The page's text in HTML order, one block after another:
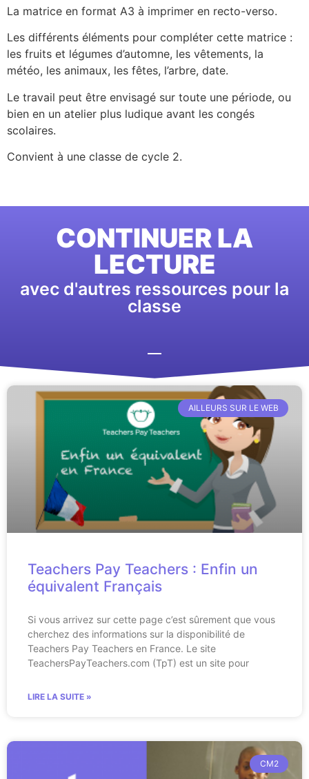
La matrice en format A3 à imprimer en recto-verso.
Les différents éléments pour compléter cette matrice :
les fruits et légumes d’automne, les vêtements, la
météo, les animaux, les fêtes, l’arbre, date.
Le travail peut être envisagé sur toute une période, ou
bien en un atelier plus ludique avant les congés
scolaires.
Convient à une classe de cycle 2.
CONTINUER LA
LECTURE
avec d'autres ressources pour la
classe
AILLEURS SUR LE WEB
Teachers Pay Teachers : Enfin un
équivalent Français
Si vous arrivez sur cette page c’est sûrement que vous
cherchez des informations sur la disponibilité de
Teachers Pay Teachers en France. Le site
TeachersPayTeachers.com (TpT) est un site pour
LIRE LA SUITE »
CM2